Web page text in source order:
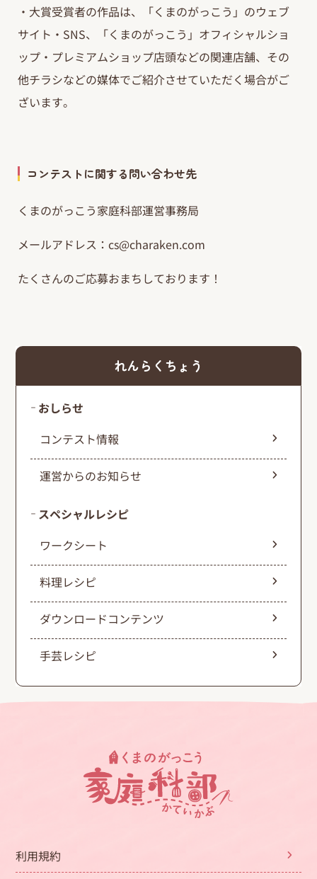
・大賞受賞者の作品は、「くまのがっこう」のウェブ
サイト・SNS、「くまのがっこう」オフィシャルショ
ップ・プレミアムショップ店頭などの関連店舗、その
他チラシなどの媒体でご紹介させていただく場合がご
ざいます。
コンテストに関する問い合わせ先
くまのがっこう家庭科部運営事務局
メールアドレス： cs@charaken.com
たくさんのご応募おまちしております！
れんらくちょう
おしらせ
コンテスト情報
運営からのお知らせ
スペシャルレシピ
ワークシート
料理レシピ
ダウンロードコンテンツ
手芸レシピ
利用規約